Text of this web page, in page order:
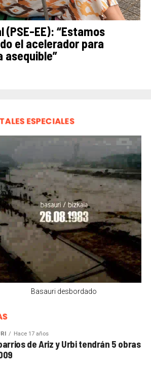
(PSE-EE): “Estamos
el acelerador para
asequible”
ESPECIALES
Basauri desbordado
Hace 17 años
de Ariz y Urbi tendrán 5 obras